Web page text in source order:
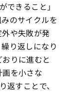
できること」
のサイクルを
や失敗が発
り返しになり
りに進むと
を小さな
返すことで、